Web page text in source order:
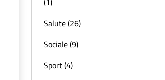
(1)
Salute (26)
Sociale (9)
Sport (4)